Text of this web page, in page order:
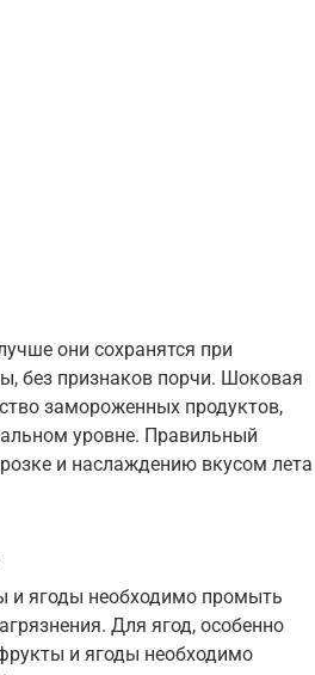
они сохранятся при
без признаков порчи. Шоковая
замороженных продуктов,
уровне. Правильный
и наслаждению вкусом лета
и ягоды необходимо промыть
Для ягод, особенно
и ягоды необходимо